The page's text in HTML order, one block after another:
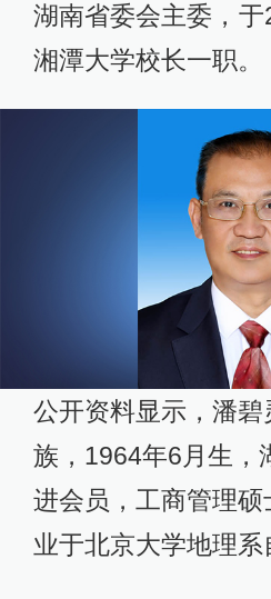
湖南省委会主委，
湘潭大学校长一职。
公开资料显示，潘碧
族，1964年6月生，
进会员，工商管理
业于北京大学地理系